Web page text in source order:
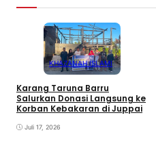
KHAZANAH ISLAMI
Karang Taruna Barru
Salurkan Donasi Langsung ke
Korban Kebakaran di Juppai
Juli 17, 2026